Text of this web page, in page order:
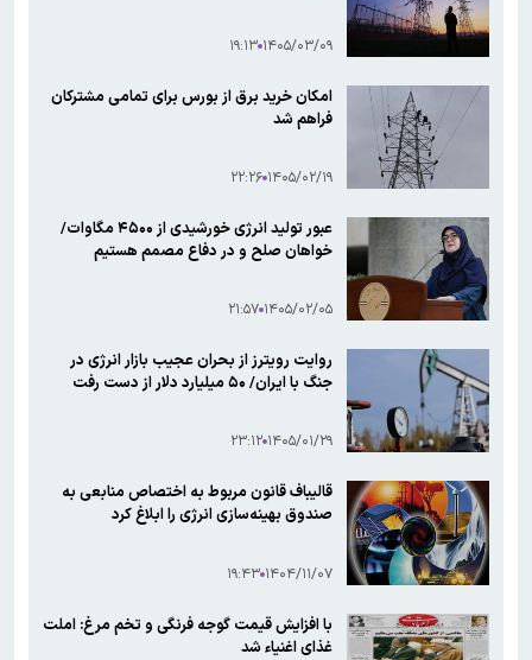
۱۴۰۵/۰۳/۰۹ ۱۹:۱۳
امکان خرید برق از بورس برای تمامی مشترکان
فراهم شد
۱۴۰۵/۰۲/۱۹ ۲۲:۲۶
عبور تولید انرژی خورشیدی از ۴۵۰۰ مگاوات/
خواهان صلح و در دفاع مصمم هستیم
۱۴۰۵/۰۲/۰۵ ۲۱:۵۷
روایت رویترز از بحران عجیب بازار انرژی در
جنگ با ایران/ ۵۰ میلیارد دلار از دست رفت
۱۴۰۵/۰۱/۲۹ ۲۳:۱۲
قالیباف قانون مربوط به اختصاص منابعی به
صندوق بهینه‌سازی انرژی را ابلاغ کرد
۱۴۰۴/۱۱/۰۷ ۱۹:۴۳
با افزایش قیمت گوجه فرنگی و تخم مرغ: املت
غذای اغنیاء شد